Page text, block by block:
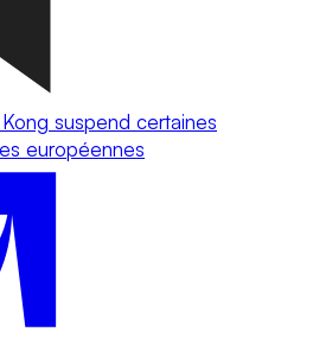
suspend certaines
européennes